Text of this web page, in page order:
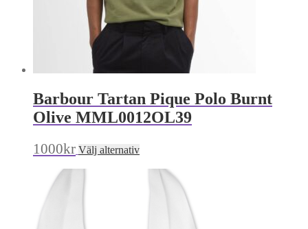
Barbour Tartan Pique Polo Burnt
Olive MML0012OL39
1000kr Välj alternativDen
här
produkten